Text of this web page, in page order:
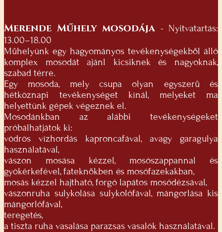
Merende Műhely mosodája - Nyitvatartás:
13.00–18.00
Műhelyünk egy hagyományos tevékenységekből álló
komplex mosodát ajánl kicsiknek és nagyoknak,
szabad térre.
Egy mosoda, mely csupa olyan egyszerű és
hétköznapi tevékenységet kínál, melyeket ma
helyettünk gépek végeznek el.
Mosodánkban az alábbi tevékenységeket
próbálhatjátok ki:
vödrös vízhordás kaproncafával, avagy garagulya
használatával,
vászon mosása kézzel, mosószappannal és
gyökérkefével, fateknőkben és mosófazekakban,
mosás kézzel hajtható, forgó lapátos mosódézsával,
vászonruha sulykolása sulykolófával, mángorlása kis
mángorlófával,
teregetés,
a tiszta ruha vasalása parazsas vasalók használatával.